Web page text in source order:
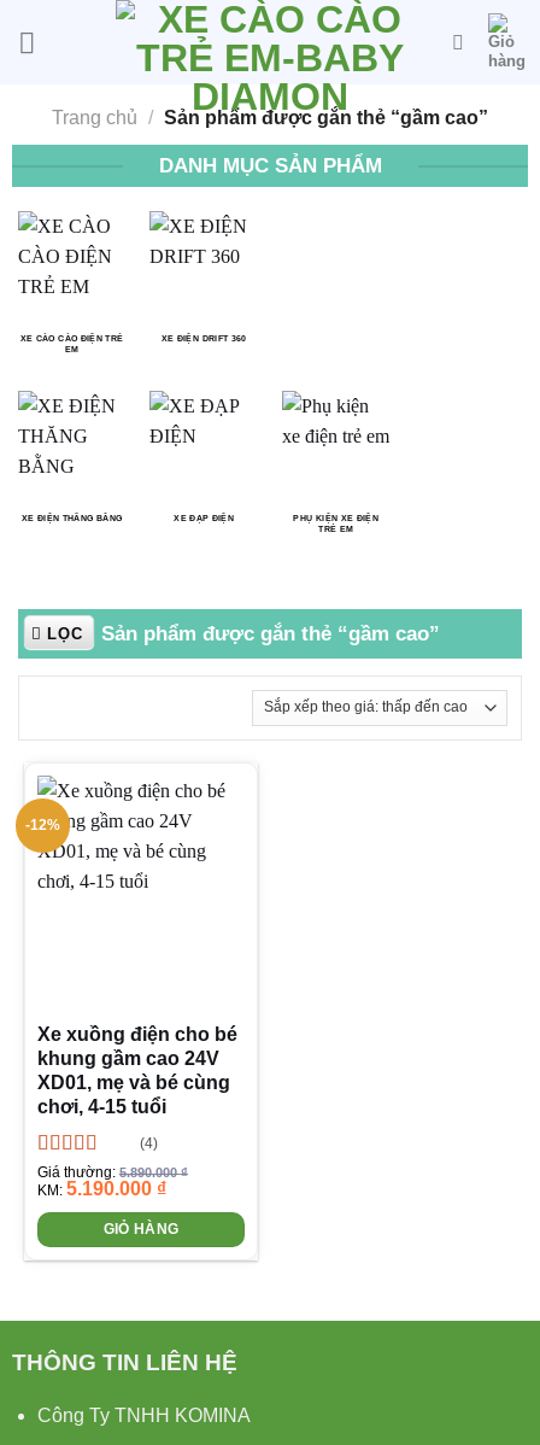
Trang chủ / Sản phẩm được gắn thẻ “gầm cao”
DANH MỤC SẢN PHẨM
XE CÀO CÀO ĐIỆN TRẺ
EM
XE ĐIỆN DRIFT 360
XE ĐIỆN THĂNG BẰNG XE ĐẠP ĐIỆN
PHỤ KIỆN XE ĐIỆN
TRẺ EM
Sản phẩm được gắn thẻ “gầm cao”
LỌC
-12%
Xe xuồng điện cho bé
khung gầm cao 24V
XD01, mẹ và bé cùng
chơi, 4-15 tuổi
Được xếp
hạng5.005
sao
(4)
Giá thường:5.890.000₫
KM: 5.190.000 ₫
GIỎ HÀNG
THÔNG TIN LIÊN HỆ
Công Ty TNHH KOMINA